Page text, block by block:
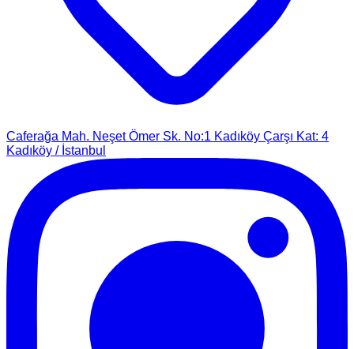
Caferağa Mah. Neşet Ömer Sk. No:1 Kadıköy Çarşı Kat: 4
Kadıköy / İstanbul